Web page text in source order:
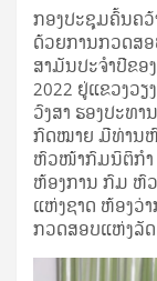
ກອງປະຊຸມຄົ້ນຄວ້
ດ້ວຍການກວດສ
ສາມັນປະຈໍາປີຂອ
2022 ຢູ່ແຂວງວຽ
ວົງສາ ຮອງປະທ
ກົດໝາຍ ມີທ່ານ
ຫົວໜ້າກົມນິຕິກຳ
ຫ້ອງການ ກົມ ຫົ
ແຫ່ງຊາດ ຫ້ອງວ່
ກວດສອບແຫ່ງລັດ